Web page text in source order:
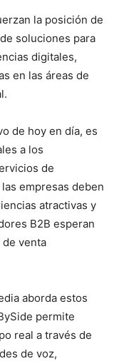
la posición de
soluciones para
digitales,
en las áreas de
de hoy en día, es
a los
de
empresas deben
atractivas y
B2B esperan
venta
aborda estos
permite
real a través de
de voz,